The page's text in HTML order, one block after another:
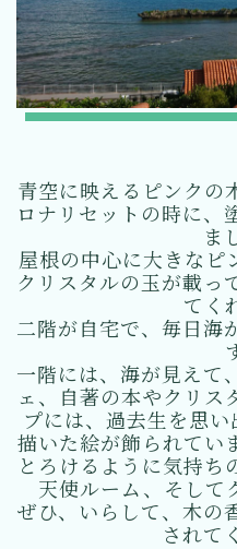
青空に映えるピンクの
ロナリセットの時に、
ま
屋根の中心に大きなピ
クリスタルの玉が載っ
てく
二階が自宅で、毎日海
一階には、海が見えて
ェ、自著の本やクリス
プには、過去生を思
描いた絵が飾られてい
とろけるように気持ち
天使ルーム、そして
ぜひ、いらして、木の
されて